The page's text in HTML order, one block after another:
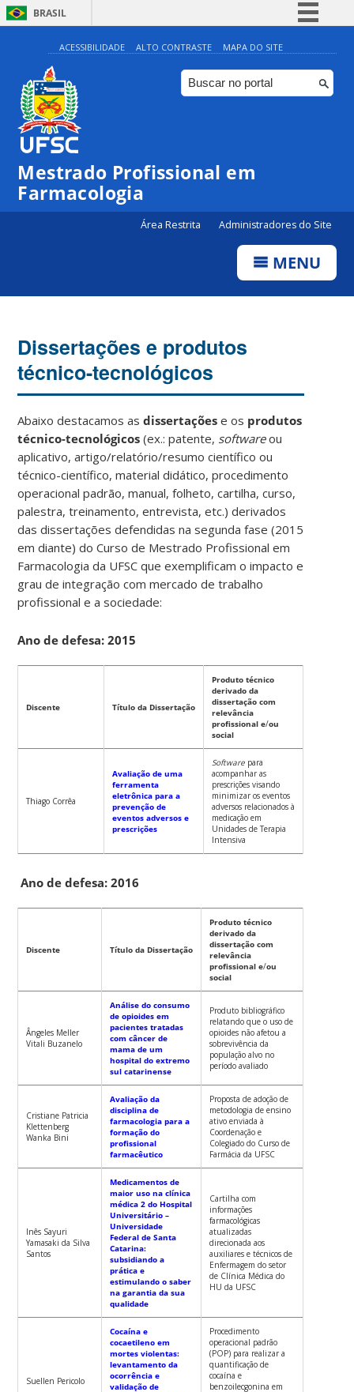
BRASIL
Simplifique!
Comunica BR
Participe
Canais
ACESSIBILIDADE ALTO CONTRASTE MAPA DO SITE
Mestrado Profissional em
Farmacologia
Área Restrita Administradores do Site
MENU
Dissertações e produtos
técnico-tecnológicos
Abaixo destacamos asdissertações e os produtos
técnico-tecnológicos (ex.: patente, softwareou
aplicativo, artigo/relatório/resumo científico ou
técnico-científico, material didático, procedimento
operacional padrão, manual, folheto, cartilha, curso,
palestra, treinamento, entrevista, etc.) derivados
das dissertações defendidas na segunda fase (2015
em diante) do Curso de Mestrado Profissional em
Farmacologia da UFSC que exemplificam o impacto e
grau de integração com mercado de trabalho
profissional e a sociedade:
Ano de defesa: 2015
Discente Título da Dissertação
Produto técnico
derivado da
dissertação com
relevância
profissional e/ou
social
Thiago Corrêa
Avaliação de uma
ferramenta
eletrônica para a
prevenção de
eventos adversos e
prescrições
Software para
acompanhar as
prescrições visando
minimizar os eventos
adversos relacionados à
medicação em
Unidades de Terapia
Intensiva
Ano de defesa: 2016
Discente Título da Dissertação
Produto técnico
derivado da
dissertação com
relevância
profissional e/ou
social
Ângeles Meller
Vitali Buzanelo
Análise do consumo
de opioides em
pacientes tratadas
com câncer de
mama de um
hospital do extremo
sul catarinense
Produto bibliográfico
relatando que o uso de
opioides não afetou a
sobrevivência da
população alvo no
período avaliado
Cristiane Patricia
Klettenberg
Wanka Bini
Avaliação da
disciplina de
farmacologia para a
formação do
profissional
farmacêutico
Proposta de adoção de
metodologia de ensino
ativo enviada à
Coordenação e
Colegiado do Curso de
Farmácia da UFSC
Inês Sayuri
Yamasaki da Silva
Santos
Medicamentos de
maior uso na clínica
médica 2 do Hospital
Universitário –
Universidade
Federal de Santa
Catarina:
subsidiando a
prática e
estimulando o saber
na garantia da sua
qualidade
Cartilha com
informações
farmacológicas
atualizadas
direcionada aos
auxiliares e técnicos de
Enfermagem do setor
de Clínica Médica do
HU da UFSC
Suellen Pericolo
Cocaína e
cocaetileno em
mortes violentas:
levantamento da
ocorrência e
validação de
Procedimento
operacional padrão
(POP) para realizar a
quantificação de
cocaína e
benzoilecgonina em